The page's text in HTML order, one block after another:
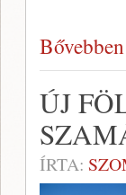
Bővebben
ÚJ
ÍRTA: